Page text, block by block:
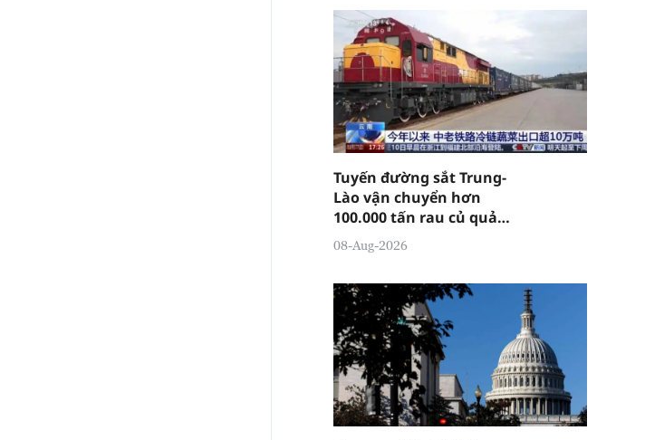
Tuyến đường sắt Trung-
Lào vận chuyển hơn
100.000 tấn rau củ quả
chuỗi lạnh từ đầu năm
08-Aug-2026